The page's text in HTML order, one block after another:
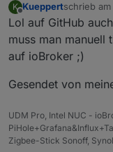
K
Offline
Kueppertschrieb am
zuletzt
Lol auf GitHub
muss man manuell
auf ioBroker ;)
Gesendet von
UDM Pro, Intel NUC -
Zigbee-Stick Sonoff,